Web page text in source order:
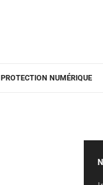
PROTECTION NUMÉRIQUE